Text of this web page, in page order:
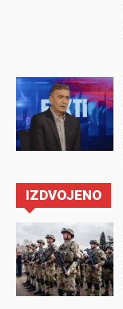
IZDVOJENO